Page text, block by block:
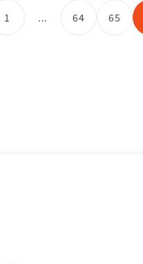
1 ... 64 65